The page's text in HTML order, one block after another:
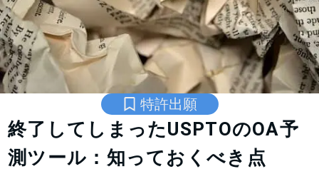
特許出願
終了してしまったUSPTOのOA予
測ツール：知っておくべき点